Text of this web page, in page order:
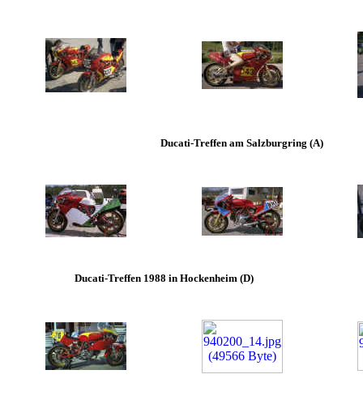
Ducati-Treffen am Salzburgring (A)
Ducati-Treffen 1988 in Hockenheim (D)